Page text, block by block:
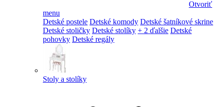
Otvoriť
menu
Detské postele Detské komody Detské šatníkové skrine
Detské stoličky Detské stolíky + 2 ďalšie Detské
pohovky Detské regály
Stoly a stolíky